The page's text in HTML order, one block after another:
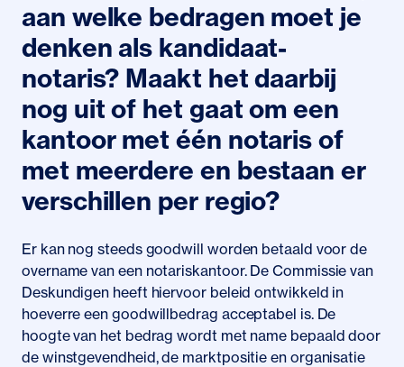
aan welke bedragen moet je
denken als kandidaat-
notaris? Maakt het daarbij
nog uit of het gaat om een
kantoor met één notaris of
met meerdere en bestaan er
verschillen per regio?
Er kan nog steeds goodwill worden betaald voor de
overname van een notariskantoor. De Commissie van
Deskundigen heeft hiervoor beleid ontwikkeld in
hoeverre een goodwillbedrag acceptabel is. De
hoogte van het bedrag wordt met name bepaald door
de winstgevendheid, de marktpositie en organisatie